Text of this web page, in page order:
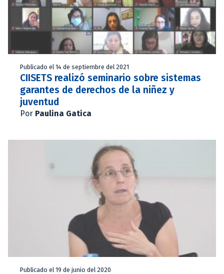
Publicado el 14 de septiembre del 2021
CIISETS realizó seminario sobre sistemas
garantes de derechos de la niñez y
juventud
Por Paulina Gatica
Publicado el 19 de junio del 2020